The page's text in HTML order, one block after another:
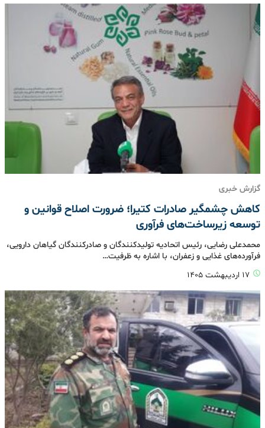
گزارش خبری
کاهش چشمگیر صادرات کتیرا؛ ضرورت اصلاح قوانین و
توسعه زیرساخت‌های فرآوری
محمدعلی رضایی، رئیس اتحادیه تولیدکنندگان و صادرکنندگان گیاهان دارویی،
فرآورده‌های غذایی و زعفران، با اشاره به ظرفیت…
۱۷ اردیبهشت ۱۴۰۵